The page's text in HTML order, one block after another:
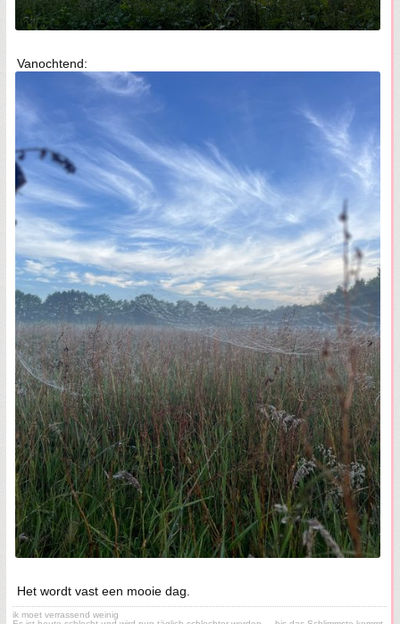
Vanochtend:
Het wordt vast een mooie dag.
ik moet verrassend weinig